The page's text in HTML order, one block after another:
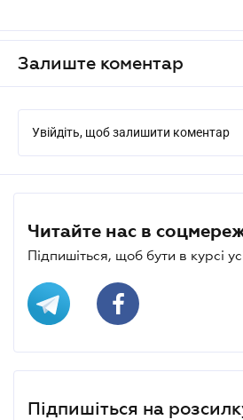
Залиште коментар
Увійдіть, щоб залишити коментар
Читайте нас в
Підпишіться, щоб бути в курсі
Підпишіться на